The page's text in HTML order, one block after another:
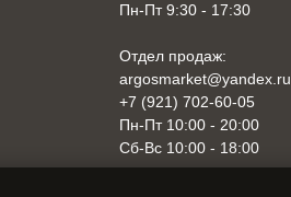
Пн-Пт 9:30 - 17:30
Отдел продаж:
argosmarket@yandex.ru
+7 (921) 702-60-05
Пн-Пт 10:00 - 20:00
Cб-Вс 10:00 - 18:00